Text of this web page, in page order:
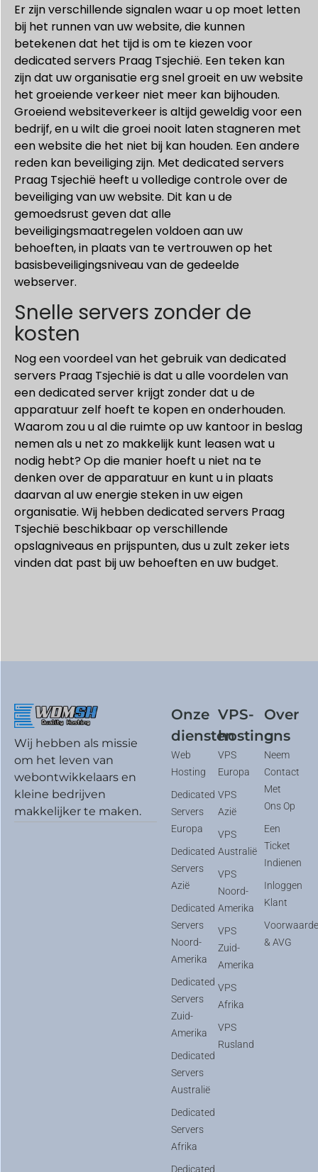
Er zijn verschillende signalen waar u op moet letten
bij het runnen van uw website, die kunnen
betekenen dat het tijd is om te kiezen voor
dedicated servers Praag Tsjechië. Een teken kan
zijn dat uw organisatie erg snel groeit en uw website
het groeiende verkeer niet meer kan bijhouden.
Groeiend websiteverkeer is altijd geweldig voor een
bedrijf, en u wilt die groei nooit laten stagneren met
een website die het niet bij kan houden. Een andere
reden kan beveiliging zijn. Met dedicated servers
Praag Tsjechië heeft u volledige controle over de
beveiliging van uw website. Dit kan u de
gemoedsrust geven dat alle
beveiligingsmaatregelen voldoen aan uw
behoeften, in plaats van te vertrouwen op het
basisbeveiligingsniveau van de gedeelde
webserver.
Snelle servers zonder de
kosten
Nog een voordeel van het gebruik van dedicated
servers Praag Tsjechië is dat u alle voordelen van
een dedicated server krijgt zonder dat u de
apparatuur zelf hoeft te kopen en onderhouden.
Waarom zou u al die ruimte op uw kantoor in beslag
nemen als u net zo makkelijk kunt leasen wat u
nodig hebt? Op die manier hoeft u niet na te
denken over de apparatuur en kunt u in plaats
daarvan al uw energie steken in uw eigen
organisatie. Wij hebben dedicated servers Praag
Tsjechië beschikbaar op verschillende
opslagniveaus en prijspunten, dus u zult zeker iets
vinden dat past bij uw behoeften en uw budget.
Wij hebben als missie
om het leven van
webontwikkelaars en
kleine bedrijven
makkelijker te maken.
Onze
diensten
Web
Hosting
Dedicated
Servers
Europa
Dedicated
Servers
Azië
Dedicated
Servers
Noord-
Amerika
Dedicated
Servers
Zuid-
Amerika
Dedicated
Servers
Australië
Dedicated
Servers
Afrika
Dedicated
VPS-
hosting
VPS
Europa
VPS
Azië
VPS
Australië
VPS
Noord-
Amerika
VPS
Zuid-
Amerika
VPS
Afrika
VPS
Rusland
Over
ons
Neem
Contact
Met
Ons Op
Een
Ticket
Indienen
Inloggen
Klant
& AVG